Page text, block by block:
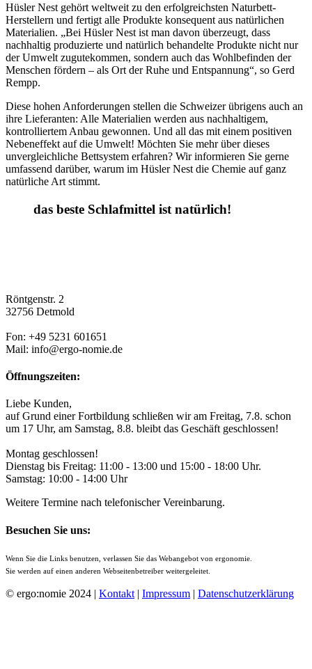
Hüsler Nest gehört weltweit zu den erfolgreichsten Naturbett-
Herstellern und fertigt alle Produkte konsequent aus natürlichen
Materialien. „Bei Hüsler Nest ist man davon überzeugt, dass
nachhaltig produzierte und natürlich behandelte Produkte nicht nur
der Umwelt zugutekommen, sondern auch das Wohlbefinden der
Menschen fördern – als Ort der Ruhe und Entspannung“, so Gerd
Rempp.
Diese hohen Anforderungen stellen die Schweizer übrigens auch an
ihre Lieferanten: Alle Materialien werden aus nachhaltigem,
kontrolliertem Anbau gewonnen. Und all das mit einem positiven
Nebeneffekt auf die Umwelt! Möchten Sie mehr über dieses
unvergleichliche Bettsystem erfahren? Wir informieren Sie gerne
umfassend darüber, warum im Hüsler Nest die Chemie auf ganz
natürliche Art stimmt.
das beste Schlafmittel ist natürlich!
Röntgenstr. 2
32756 Detmold
Fon: +49 5231 601651
Mail: info@ergo-nomie.de
Öffnungszeiten:
Liebe Kunden,
auf Grund einer Fortbildung schließen wir am Freitag, 7.8. schon
um 17 Uhr, am Samstag, 8.8. bleibt das Geschäft geschlossen!
Montag geschlossen!
Dienstag bis Freitag: 11:00 - 13:00 und 15:00 - 18:00 Uhr.
Samstag: 10:00 - 14:00 Uhr
Weitere Termine nach telefonischer Vereinbarung.
Besuchen Sie uns:
Wenn Sie die Links benutzen, verlassen Sie das Webangebot von ergonomie.
Sie werden auf einen anderen Webseitenbetreiber weitergeleitet.
© ergo:nomie 2024 | Kontakt | Impressum | Datenschutzerklärung